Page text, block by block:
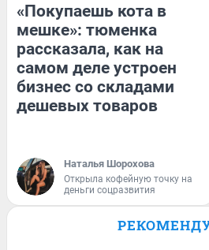
«Покупаешь кота в
мешке»: тюменка
рассказала, как на
самом деле устроен
бизнес со складами
дешевых товаров
Наталья Шорохова
Открыла кофейную точку на
деньги соцразвития